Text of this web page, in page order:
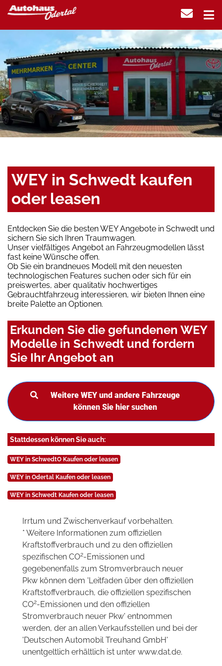
WEY in Schwedt kaufen
oder leasen
Entdecken Sie die besten WEY Angebote in Schwedt und
sichern Sie sich Ihren Traumwagen.
Unser vielfältiges Angebot an Fahrzeugmodellen lässt
fast keine Wünsche offen.
Ob Sie ein brandneues Modell mit den neuesten
technologischen Features suchen oder sich für ein
preiswertes, aber qualitativ hochwertiges
Gebrauchtfahrzeug interessieren, wir bieten Ihnen eine
breite Palette an Optionen.
Erkunden Sie die gefundenen WEY
Modelle in Schwedt und fordern
Sie Ihr Angebot an
Weitere WEY und andere Fahrzeuge
können Sie hier suchen
Stattdessen können Sie auch:
WEY in SchwedtO Kaufen oder leasen
WEY in Odertal Kaufen oder leasen
WEY in Schwedt Kaufen oder leasen
Irrtum und Zwischenverkauf vorbehalten.
* Weitere Informationen zum offiziellen
Kraftstoffverbrauch und zu den offiziellen
spezifischen CO2-Emissionen und
gegebenenfalls zum Stromverbrauch neuer
Pkw können dem 'Leitfaden über den offiziellen
Kraftstoffverbrauch, die offiziellen spezifischen
CO2-Emissionen und den offiziellen
Stromverbrauch neuer Pkw' entnommen
werden, der an allen Verkaufsstellen und bei der
'Deutschen Automobil Treuhand GmbH'
unentgeltlich erhältlich ist unter www.dat.de.